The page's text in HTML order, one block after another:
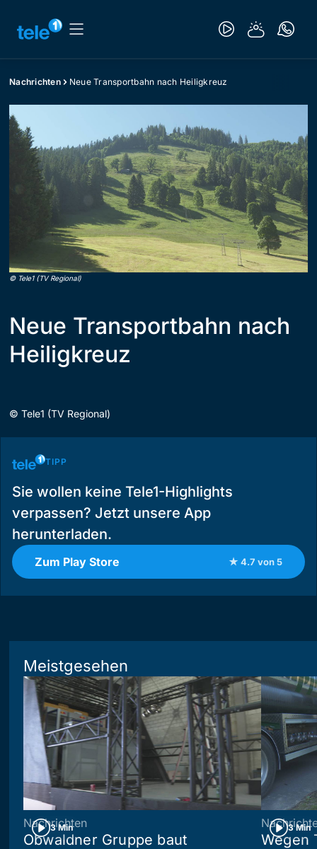
Nachrichten Neue Transportbahn nach Heiligkreuz
© Tele1 (TV Regional)
Neue Transportbahn nach
Heiligkreuz
© Tele1 (TV Regional)
TIPP
Sie wollen keine Tele1-Highlights
verpassen? Jetzt unsere App
herunterladen.
Zum Play Store ★ 4.7 von 5
Meistgesehen
3 Min
Nachrichten
Obwaldner Gruppe baut
3 Min
Wegen